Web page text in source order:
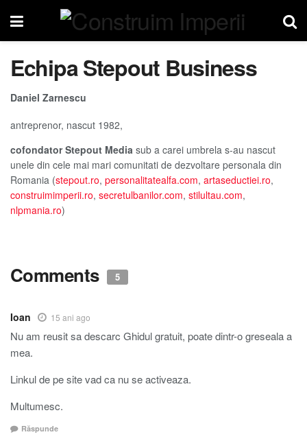
Echipa Stepout Business
Daniel Zarnescu
antreprenor, nascut 1982,
cofondator Stepout Media sub a carei umbrela s-au nascut
unele din cele mai mari comunitati de dezvoltare personala din
Romania (stepout.ro, personalitatealfa.com, artaseductiei.ro,
construimimperii.ro, secretulbanilor.com, stilultau.com,
nlpmania.ro)
Comments 5
Ioan 15 ani ago
Nu am reusit sa descarc Ghidul gratuit, poate dintr-o greseala a
mea.
Linkul de pe site vad ca nu se activeaza.
Multumesc.
Răspunde